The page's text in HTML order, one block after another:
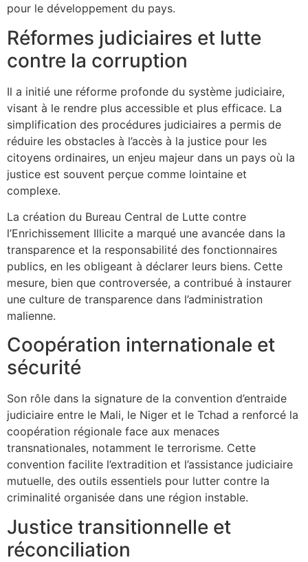
pour le développement du pays.
Réformes judiciaires et lutte
contre la corruption
Il a initié une réforme profonde du système judiciaire,
visant à le rendre plus accessible et plus efficace. La
simplification des procédures judiciaires a permis de
réduire les obstacles à l’accès à la justice pour les
citoyens ordinaires, un enjeu majeur dans un pays où la
justice est souvent perçue comme lointaine et
complexe.
La création du Bureau Central de Lutte contre
l’Enrichissement Illicite a marqué une avancée dans la
transparence et la responsabilité des fonctionnaires
publics, en les obligeant à déclarer leurs biens. Cette
mesure, bien que controversée, a contribué à instaurer
une culture de transparence dans l’administration
malienne.
Coopération internationale et
sécurité
Son rôle dans la signature de la convention d’entraide
judiciaire entre le Mali, le Niger et le Tchad a renforcé la
coopération régionale face aux menaces
transnationales, notamment le terrorisme. Cette
convention facilite l’extradition et l’assistance judiciaire
mutuelle, des outils essentiels pour lutter contre la
criminalité organisée dans une région instable.
Justice transitionnelle et
réconciliation